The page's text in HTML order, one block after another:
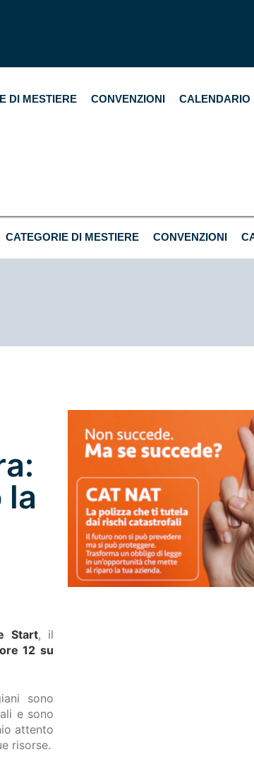
DI MESTIERE CONVENZIONI CALENDARIO
CATEGORIE DI MESTIERE CONVENZIONI
Start, il
12 su
sono
e sono
attento
risorse.